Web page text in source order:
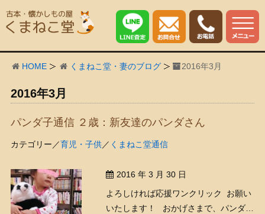
HOME くまねこ堂・妻のブログ 2016年3月
2016年3月
パンダ子通信 ２歳：新友達のパンダさん
カテゴリー／育児・子供／ くまねこ堂通信
2016 年 3 月 30 日
よろしければ応援ワンクリック お願い
いたします！ おかげさまで、パンダ子